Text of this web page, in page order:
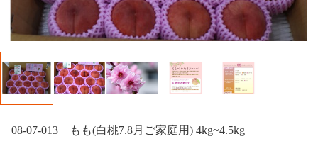
08-07-013 もも(白桃7.8月ご家庭用) 4kg~4.5kg